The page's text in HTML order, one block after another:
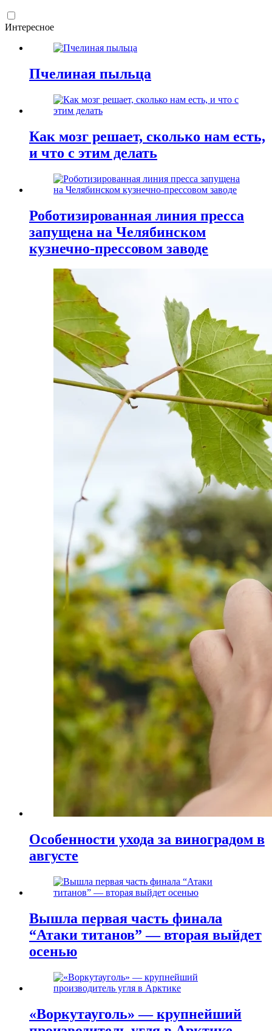
Интересное
Пчелиная пыльца
Как мозг решает, сколько нам есть,
и что с этим делать
Роботизированная линия пресса
запущена на Челябинском
кузнечно-прессовом заводе
Особенности ухода за виноградом в
августе
Вышла первая часть финала
“Атаки титанов” — вторая выйдет
осенью
«Воркутауголь» — крупнейший